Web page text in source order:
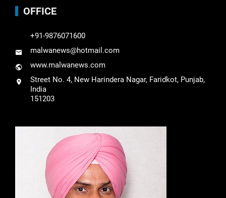
OFFICE
+91-9876071600
malwanews@hotmail.com
www.malwanews.com
Street No. 4, New Harindera Nagar, Faridkot, Punjab,
India
151203